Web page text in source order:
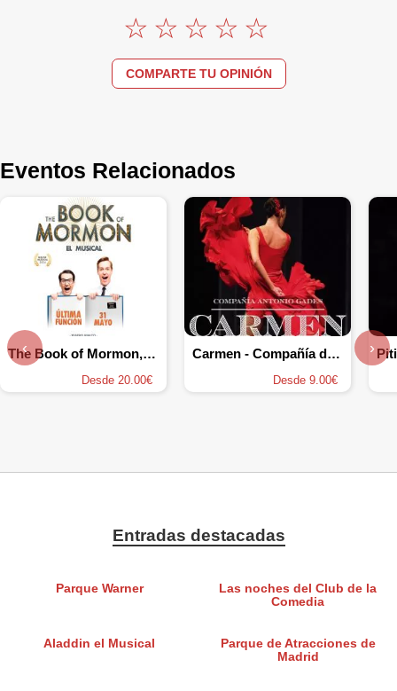
COMPARTE TU OPINIÓN
Eventos Relacionados
The Book of Mormon, el musical
Desde 20.00€
Carmen - Compañía de Ballet Antonio Gades
Desde 9.00€
‹ ›
Entradas destacadas
Parque Warner
Las noches del Club de la
Comedia
Aladdin el Musical
Parque de Atracciones de
Madrid